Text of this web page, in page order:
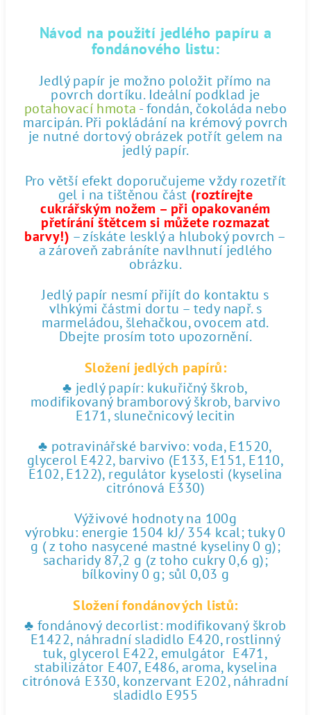
Návod na použití jedlého papíru a
fondánového listu:
Jedlý papír je možno položit přímo na
povrch dortíku. Ideální podklad je
potahovací hmota - fondán, čokoláda nebo
marcipán. Při pokládání na krémový povrch
je nutné dortový obrázek potřít gelem na
jedlý papír.
Pro větší efekt doporučujeme vždy rozetřít
gel i na tištěnou část (roztírejte
cukrářským nožem – při opakovaném
přetírání štětcem si můžete rozmazat
barvy!) – získáte lesklý a hluboký povrch –
a zároveň zabráníte navlhnutí jedlého
obrázku.
Jedlý papír nesmí přijít do kontaktu s
vlhkými částmi dortu – tedy např. s
marmeládou, šlehačkou, ovocem atd.
Dbejte prosím toto upozornění.
Složení jedlých papírů:
♣ jedlý papír: kukuřičný škrob,
modifikovaný bramborový škrob, barvivo
E171, slunečnicový lecitin
♣ potravinářské barvivo: voda, E1520,
glycerol E422, barvivo (E133, E151, E110,
E102, E122), regulátor kyselosti (kyselina
citrónová E330)
Výživové hodnoty na 100g
výrobku: energie 1504 kJ/ 354 kcal; tuky 0
g ( z toho nasycené mastné kyseliny 0 g);
sacharidy 87,2 g (z toho cukry 0,6 g);
bílkoviny 0 g; sůl 0,03 g
Složení fondánových listů:
♣ fondánový decorlist: modifikovaný škrob
E1422, náhradní sladidlo E420, rostlinný
tuk, glycerol E422, emulgátor E471,
stabilizátor E407, E486, aroma, kyselina
citrónová E330, konzervant E202, náhradní
sladidlo E955